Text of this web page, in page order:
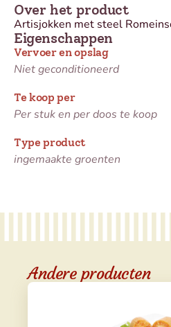
Eigenschappen
Vervoer en opslag
Niet geconditioneerd
Te koop per
Per stuk en per doos te koop
Type product
ingemaakte groenten
Over het product
Artisjokken met steel
Andere producten